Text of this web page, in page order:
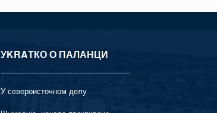
УKRAТКО О ПАЛАНЦИ
У североисточном делу